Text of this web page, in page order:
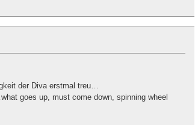
der Diva erstmal treu…
goes up, must come down, spinning wheel